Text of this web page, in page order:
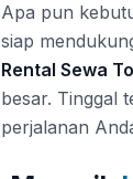
Apa pun
siap
Rental Sewa
besar. Tinggal
perjalanan